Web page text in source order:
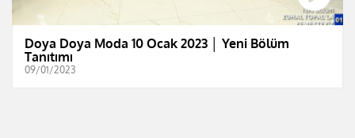
Doya Doya Moda 10 Ocak 2023 │ Yeni Bölüm
Tanıtımı
09/01/2023